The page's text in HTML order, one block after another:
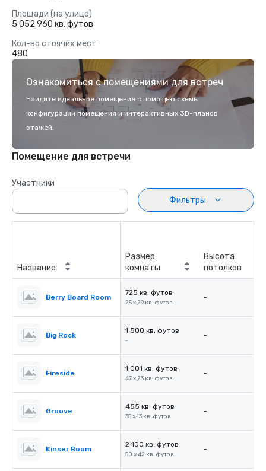
Площади (на улице)
5 052 960 кв. футов
Кол-во стоячих мест
480
Ознакомиться с помещениями для встреч
Найдите идеальное помещение с помощью схемы
конфигурации помещения и интерактивных 3D-планов
этажей.
Помещение для встречи
Участники
Фильтры
Название
Размер
комнаты
Высота
потолков
Berry Board Room
725 кв. футов
25 x 29 кв. футов
-
Big Rock
1 500 кв. футов
-
-
Fireside
1 001 кв. футов
47 x 23 кв. футов
-
Groove
455 кв. футов
35 x 13 кв. футов
-
Kinser Room
2 100 кв. футов
50 x 42 кв. футов
-